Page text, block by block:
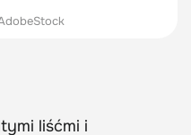
liśćmi i